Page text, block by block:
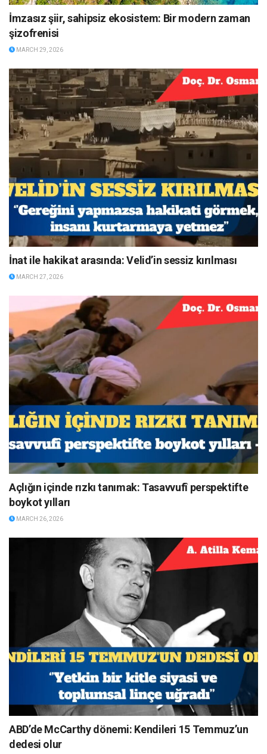
İmzasız şiir, sahipsiz ekosistem: Bir modern zaman
şizofrenisi
MARCH 29, 2026
İnat ile hakikat arasında: Velid’in sessiz kırılması
MARCH 27, 2026
Açlığın içinde rızkı tanımak: Tasavvufî perspektifte
boykot yılları
MARCH 26, 2026
ABD’de McCarthy dönemi: Kendileri 15 Temmuz’un
dedesi olur